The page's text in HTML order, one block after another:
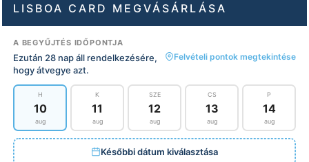
LISBOA CARD MEGVÁSÁRLÁSA
A BEGYŰJTÉS IDŐPONTJA
Ezután 28 nap áll rendelkezésére,
hogy átvegye azt.
Felvételi pontok megtekintése
H
10
aug
K
11
aug
SZE
12
aug
CS
13
aug
P
14
aug
Későbbi dátum kiválasztása